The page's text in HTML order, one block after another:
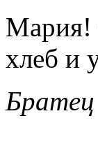
Мария!
хлеб и